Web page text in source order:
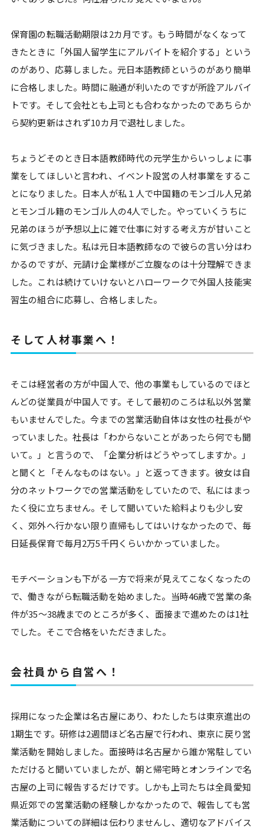
保育園の転職活動期限は2カ月です。もう時間がなくなって
きたときに「外国人留学生にアルバイトを紹介する」という
のがあり、応募しました。元日本語教師というのがあり簡単
に合格しました。時間に融通が利いたのですが所詮アルバイ
トです。そして会社とも上司とも合わなかったのであちらか
ら契約更新はされず10カ月で退社しました。
ちょうどそのとき日本語教師時代の元学生からいっしょに事
業をしてほしいと言われ、イベント設営の人材事業をするこ
とになりました。日本人が私１人で中国籍のモンゴル人兄弟
とモンゴル籍のモンゴル人の4人でした。やっていくうちに
兄弟のほうが予想以上に雑で仕事に対する考え方が甘いこと
に気づきました。私は元日本語教師なので彼らの言い分はわ
かるのですが、元請け企業様がご立腹なのは十分理解できま
した。これは続けていけないとハローワークで外国人技能実
習生の組合に応募し、合格しました。
そして人材事業へ！
そこは経営者の方が中国人で、他の事業もしているのでほと
んどの従業員が中国人です。そして最初のころは私以外営業
もいませんでした。今までの営業活動自体は女性の社長がや
っていました。社長は「わからないことがあったら何でも聞
いて。」と言うので、「企業分析はどうやってしますか。」
と聞くと「そんなものはない。」と返ってきます。彼女は自
分のネットワークでの営業活動をしていたので、私にはまっ
たく役に立ちません。そして聞いていた給料よりも少し安
く、郊外へ行かない限り直帰もしてはいけなかったので、毎
日延長保育で毎月2万5千円くらいかかっていました。
モチベーションも下がる一方で将来が見えてこなくなったの
で、働きながら転職活動を始めました。当時46歳で営業の条
件が35～38歳までのところが多く、面接まで進めたのは1社
でした。そこで合格をいただきました。
会社員から自営へ！
採用になった企業は名古屋にあり、わたしたちは東京進出の
1期生です。研修は2週間ほど名古屋で行われ、東京に戻り営
業活動を開始しました。面接時は名古屋から誰か常駐してい
ただけると聞いていましたが、朝と帰宅時とオンラインで名
古屋の上司に報告するだけです。しかも上司たちは全員愛知
県近郊での営業活動の経験しかなかったので、報告しても営
業活動についての詳細は伝わりませんし、適切なアドバイス